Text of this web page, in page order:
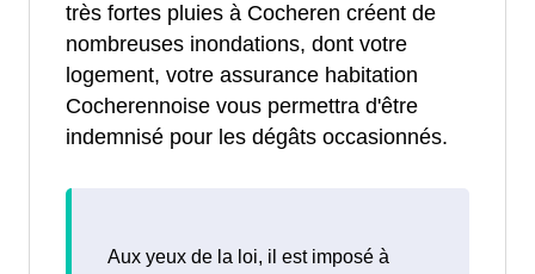
très fortes pluies à Cocheren créent de
nombreuses inondations, dont votre
logement, votre assurance habitation
Cocherennoise vous permettra d'être
indemnisé pour les dégâts occasionnés.
Aux yeux de la loi, il est imposé à